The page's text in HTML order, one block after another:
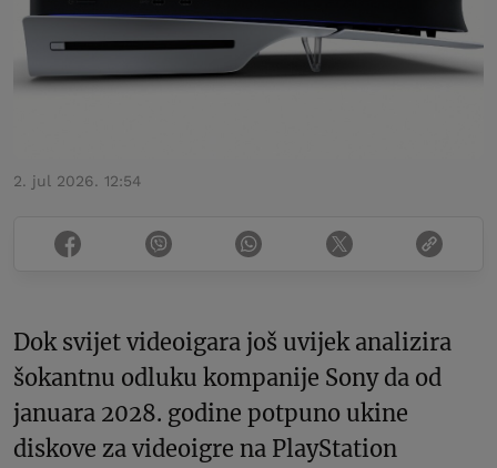
2. jul 2026. 12:54
Dok svijet videoigara još uvijek analizira
šokantnu odluku kompanije Sony da od
januara 2028. godine potpuno ukine
diskove za videoigre na PlayStation